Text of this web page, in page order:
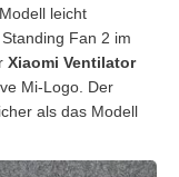
leicht
Fan 2 im
Xiaomi Ventilator
Mi-Logo. Der
als das Modell